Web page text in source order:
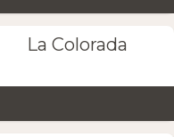
La Colorada